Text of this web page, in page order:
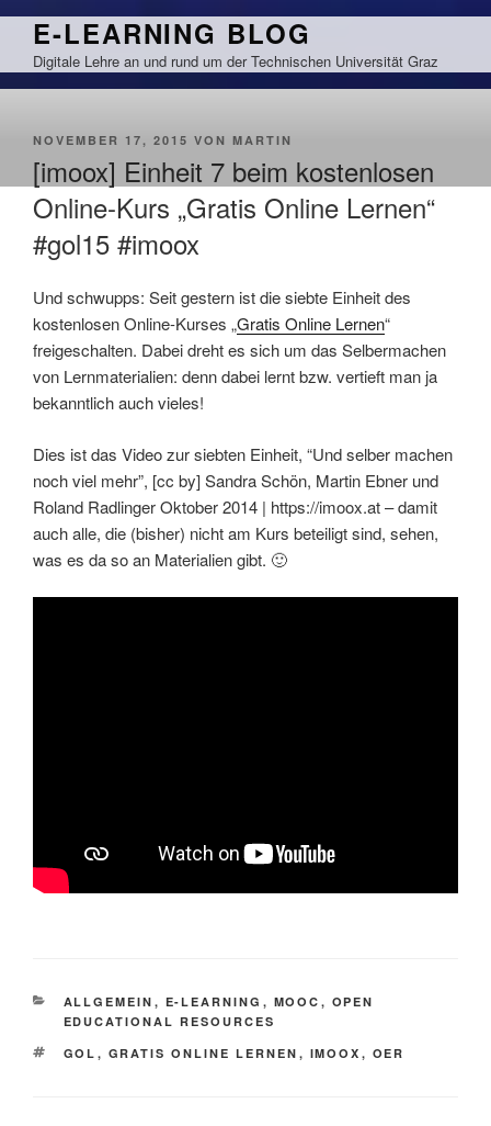
Zum
springen
E-LEARNING BLOG
Digitale Lehre an und rund um der Technischen Universität Graz
VERÖFFENTLICHT
NOVEMBER 17, 2015 VON MARTIN
[imoox] Einheit 7 beim kostenlosen
Online-Kurs „Gratis Online Lernen“
#gol15 #imoox
Und schwupps: Seit gestern ist die siebte Einheit des
kostenlosen Online-Kurses „Gratis Online Lernen“
freigeschalten. Dabei dreht es sich um das Selbermachen
von Lernmaterialien: denn dabei lernt bzw. vertieft man ja
bekanntlich auch vieles!
Dies ist das Video zur siebten Einheit, “Und selber machen
noch viel mehr”, [cc by] Sandra Schön, Martin Ebner und
Roland Radlinger Oktober 2014 | https://imoox.at – damit
auch alle, die (bisher) nicht am Kurs beteiligt sind, sehen,
was es da so an Materialien gibt. 🙂
KATEGORIEN
ALLGEMEIN , E-LEARNING , MOOC , OPEN
EDUCATIONAL RESOURCES
SCHLAGWÖRTER
GOL , GRATIS ONLINE LERNEN , IMOOX , OER